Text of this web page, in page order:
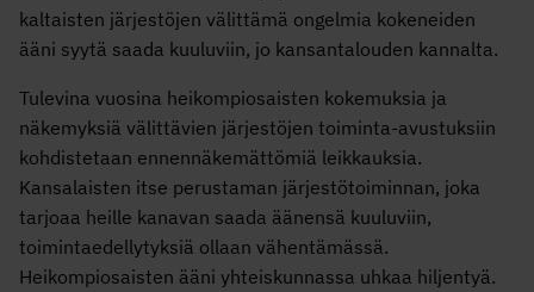
kaltaisten järjestöjen välittämä ongelmia kokeneiden
ääni syytä saada kuuluviin, jo kansantalouden kannalta.
Tulevina vuosina heikompiosaisten kokemuksia ja
näkemyksiä välittävien järjestöjen toiminta-avustuksiin
kohdistetaan ennennäkemättömiä leikkauksia.
Kansalaisten itse perustaman järjestötoiminnan, joka
tarjoaa heille kanavan saada äänensä kuuluviin,
toimintaedellytyksiä ollaan vähentämässä.
Heikompiosaisten ääni yhteiskunnassa uhkaa hiljentyä.